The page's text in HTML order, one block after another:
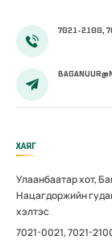
7021-2100,
ХАЯГ
Улаанбаатар хот,
Нацагдоржийн
хэлтэс
7021-0021, 7021-